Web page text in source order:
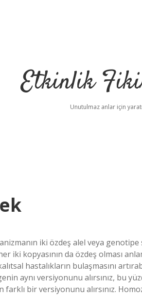
Etkinlik
Unutulmaz anlar için
iki özdeş alel veya genotipe
iki kopyasının da özdeş olması
hastalıkların bulaşmasını
aynı versiyonunu alırsınız, bu
bir versiyonunu alırsınız.